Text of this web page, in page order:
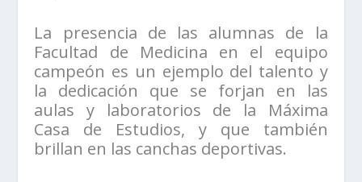
La presencia de las alumnas de la
Facultad de Medicina en el equipo
campeón es un ejemplo del talento y
la dedicación que se forjan en las
aulas y laboratorios de la Máxima
Casa de Estudios, y que también
brillan en las canchas deportivas.